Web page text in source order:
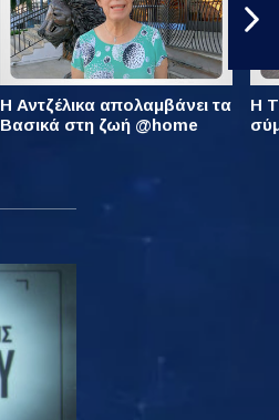
Η Αντζέλικα απολαμβάνει τα
Βασικά στη ζωή @home
Η